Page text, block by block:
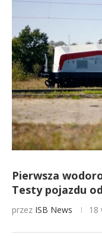
Pierwsza
Testy pojazdu
przez ISB News 18